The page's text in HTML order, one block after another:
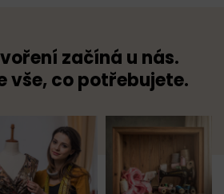
začíná u nás.
vše, co potřebujete.